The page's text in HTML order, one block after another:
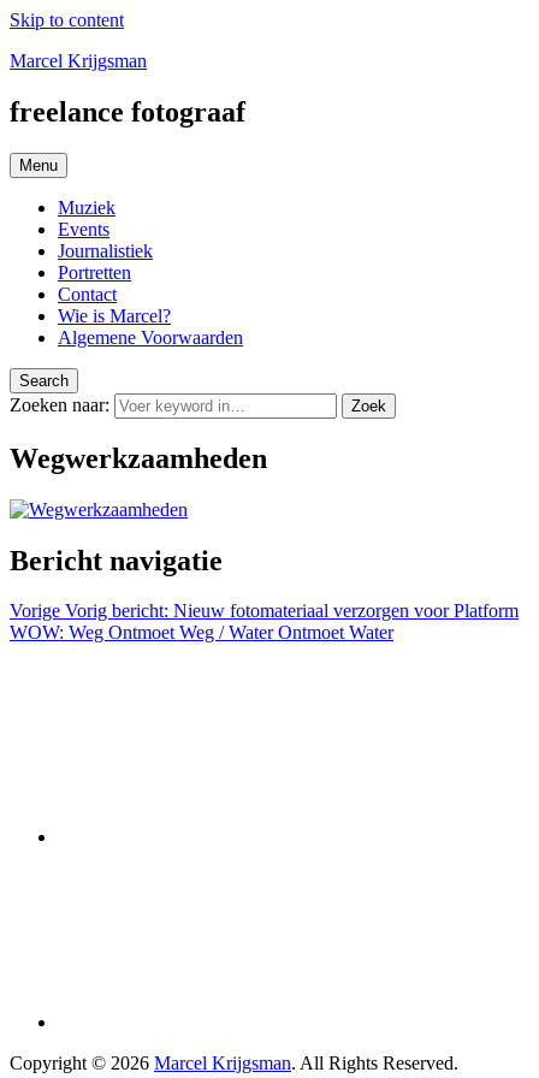
Skip to content
Marcel Krijgsman
freelance fotograaf
Menu
Muziek
Events
Journalistiek
Portretten
Contact
Wie is Marcel?
Algemene Voorwaarden
Search
Zoeken naar: Zoek
Wegwerkzaamheden
Bericht navigatie
Vorige Vorig bericht: Nieuw fotomateriaal verzorgen voor Platform
WOW: Weg Ontmoet Weg / Water Ontmoet Water
Copyright © 2026 Marcel Krijgsman. All Rights Reserved.